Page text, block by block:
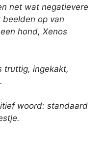
net wat negatievere
op van
hond, Xenos
truttig, ingekakt,
woord: standaard